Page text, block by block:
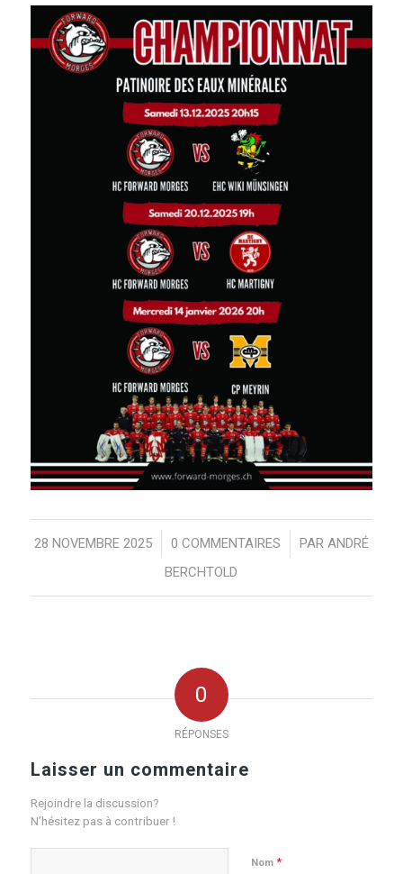
28 NOVEMBRE 2025
/ 0 COMMENTAIRES
/ PAR ANDRÉ
BERCHTOLD
0
RÉPONSES
Laisser un commentaire
Rejoindre la discussion?
N’hésitez pas à contribuer !
Nom *